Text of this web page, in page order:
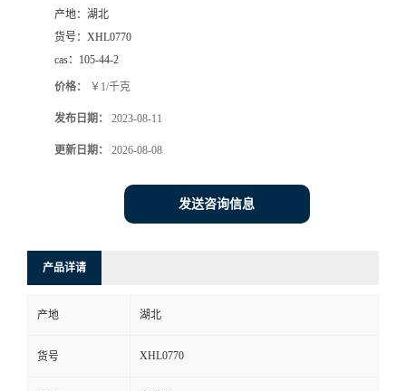
产地： 湖北
货号： XHL0770
cas： 105-44-2
价格： ￥1/千克
发布日期： 2023-08-11
更新日期： 2026-08-08
发送咨询信息
产品详请
产地 湖北
货号 XHL0770